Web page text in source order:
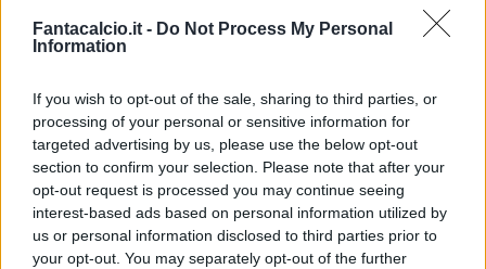
Fantacalcio.it - Do Not Process My Personal
Information
If you wish to opt-out of the sale, sharing to third parties, or
processing of your personal or sensitive information for
targeted advertising by us, please use the below opt-out
section to confirm your selection. Please note that after your
opt-out request is processed you may continue seeing
interest-based ads based on personal information utilized by
us or personal information disclosed to third parties prior to
your opt-out. You may separately opt-out of the further
nessuno si è presentato con un'offerta tale da
poter far vacillare i nerazzurri
milioni di euro,possibilmente con l'inserimento di
bonus che facciano salire lacifra complessiva a 30
milioni di euro.
La novità delle ultime ore riguarda però laRoma:
se dovesse partire Paredes- la cui valutazione
è stimata attorno ai 20 milioni -Spalletti
avrebbe infatti espresso la sua preferenza